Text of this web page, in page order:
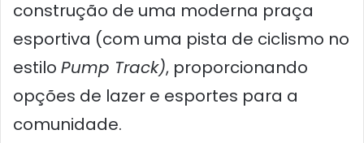
construção de uma moderna praça
esportiva (com uma pista de ciclismo no
estilo Pump Track), proporcionando
opções de lazer e esportes para a
comunidade.